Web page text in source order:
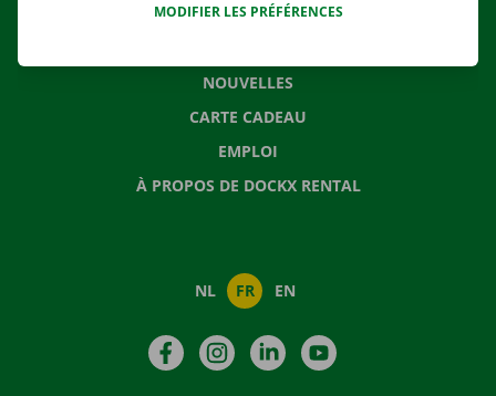
CONTACTEZ NOUS
NOUVELLES
CARTE CADEAU
EMPLOI
À PROPOS DE DOCKX RENTAL
NL FR EN
FacebookInstagramLinkedIn
MODIFIER LES PRÉFÉRENCES